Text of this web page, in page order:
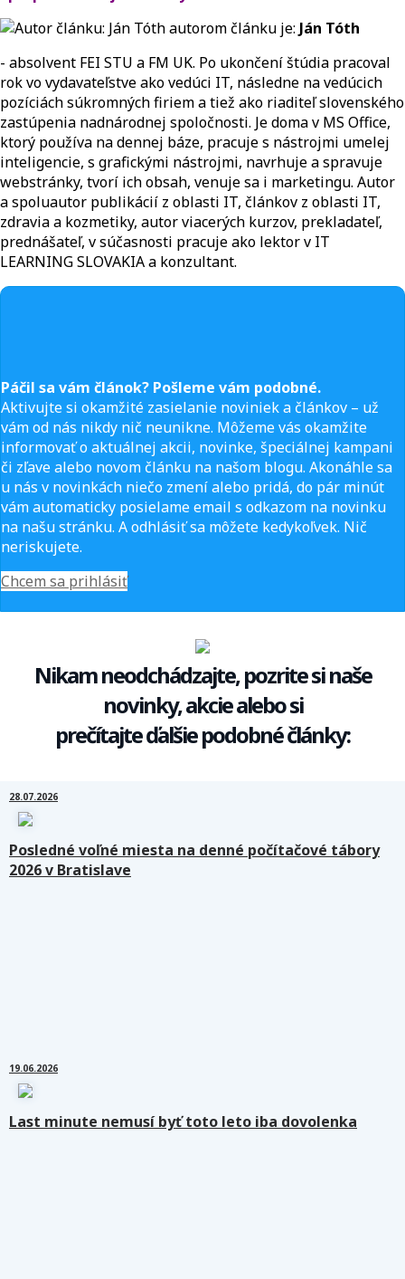
autorom článku je: Ján Tóth
- absolvent FEI STU a FM UK. Po ukončení štúdia pracoval
rok vo vydavateľstve ako vedúci IT, následne na vedúcich
pozíciách súkromných firiem a tiež ako riaditeľ slovenského
zastúpenia nadnárodnej spoločnosti. Je doma v MS Office,
ktorý používa na dennej báze, pracuje s nástrojmi umelej
inteligencie, s grafickými nástrojmi, navrhuje a spravuje
webstránky, tvorí ich obsah, venuje sa i marketingu. Autor
a spoluautor publikácií z oblasti IT, článkov z oblasti IT,
zdravia a kozmetiky, autor viacerých kurzov, prekladateľ,
prednášateľ, v súčasnosti pracuje ako lektor v IT
LEARNING SLOVAKIA a konzultant.
Páčil sa vám článok? Pošleme vám podobné.
Aktivujte si okamžité zasielanie noviniek a článkov – už
vám od nás nikdy nič neunikne. Môžeme vás okamžite
informovať o aktuálnej akcii, novinke, špeciálnej kampani
či zľave alebo novom článku na našom blogu. Akonáhle sa
u nás v novinkách niečo zmení alebo pridá, do pár minút
vám automaticky posielame email s odkazom na novinku
na našu stránku. A odhlásiť sa môžete kedykoľvek. Nič
neriskujete.
Chcem sa prihlásiť
Nikam neodchádzajte, pozrite si naše
novinky, akcie alebo si
prečítajte ďalšie podobné články:
28.07.2026
Posledné voľné miesta na denné počítačové tábory
2026 v Bratislave
19.06.2026
Last minute nemusí byť toto leto iba dovolenka